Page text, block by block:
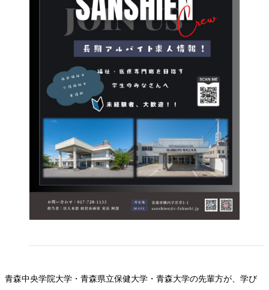
青森中央学院大学・青森県立保健大学・青森大学の先輩方が、学び